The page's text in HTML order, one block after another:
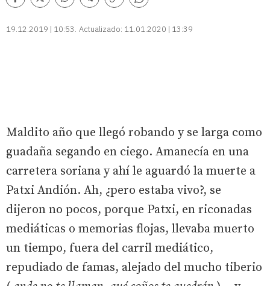
19.12.2019 | 10:53 Actualizado: 11.01.2020 | 13:39
Maldito año que llegó robando y se larga como
guadaña segando en ciego. Amanecía en una
carretera soriana y ahí le aguardó la muerte a
Patxi Andión. Ah, ¿pero estaba vivo?, se
dijeron no pocos, porque Patxi, en riconadas
mediáticas o memorias flojas, llevaba muerto
un tiempo, fuera del carril mediático,
repudiado de famas, alejado del mucho tiberio